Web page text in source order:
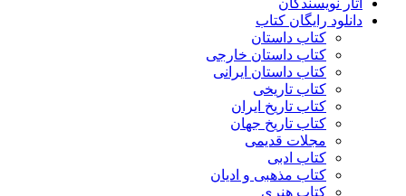
آثار نویسندگان
دانلود رایگان کتاب
کتاب داستان
کتاب داستان خارجی
کتاب داستان ایرانی
کتاب تاریخی
کتاب تاریخ ایران
کتاب تاریخ جهان
مجلات قدیمی
کتاب ادبی
کتاب مذهبی و ادیان
کتاب هنری